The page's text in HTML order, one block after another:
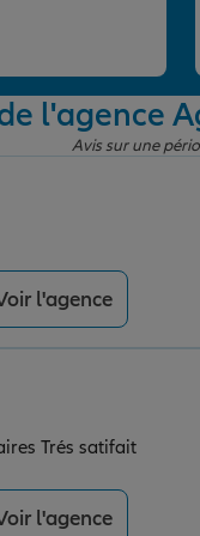
l'agence
Avis sur une
l'agence
Trés satifait
l'agence